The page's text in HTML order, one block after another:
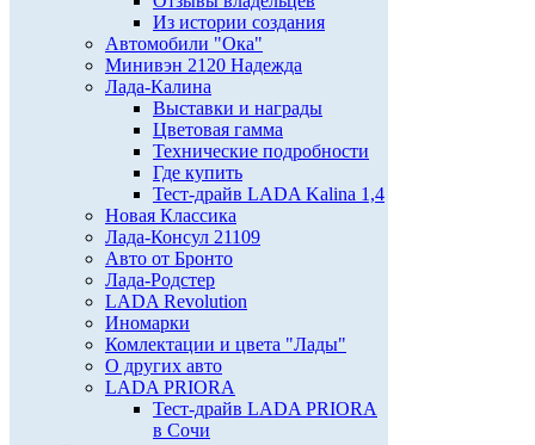
Из истории создания
Автомобили "Ока"
Минивэн 2120 Надежда
Лада-Калина
Выставки и награды
Цветовая гамма
Технические подробности
Где купить
Тест-драйв LADA Kalina 1,4
Новая Классика
Лада-Консул 21109
Авто от Бронто
Лада-Родстер
LADA Revolution
Иномарки
Комлектации и цвета "Лады"
О других авто
LADA PRIORA
Тест-драйв LADA PRIORA
в Сочи